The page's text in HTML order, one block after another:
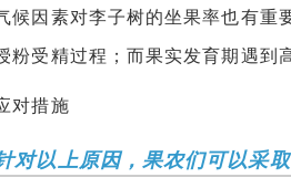
因素对李子树的坐果率也有重要
粉受精过程；而果实发育期遇到
措施
对以上原因，果农们可以采